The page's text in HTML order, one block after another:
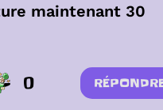
maintenant 30
0